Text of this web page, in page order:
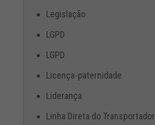
Legislação
LGPD
LGPD
Licença-paternidade
Liderança
Linha Direta do Transportador